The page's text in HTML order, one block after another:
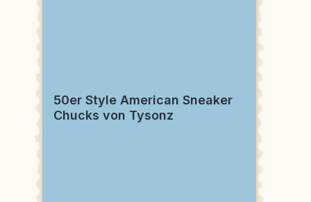
50er Style American Sneaker
Chucks von Tysonz